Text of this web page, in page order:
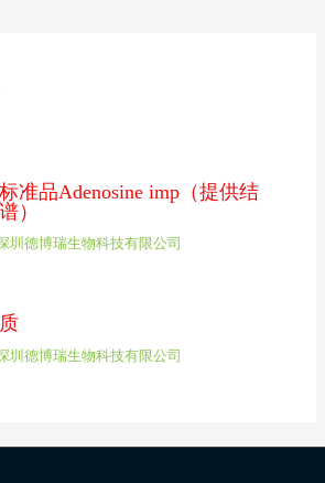
准品Adenosine imp（提供结
）
圳德博瑞生物科技有限公司
圳德博瑞生物科技有限公司